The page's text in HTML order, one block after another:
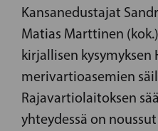
Kansanedustajat
Matias Marttinen
kirjallisen
merivartioasemien
Rajavartiolaitoksen
yhteydessä on